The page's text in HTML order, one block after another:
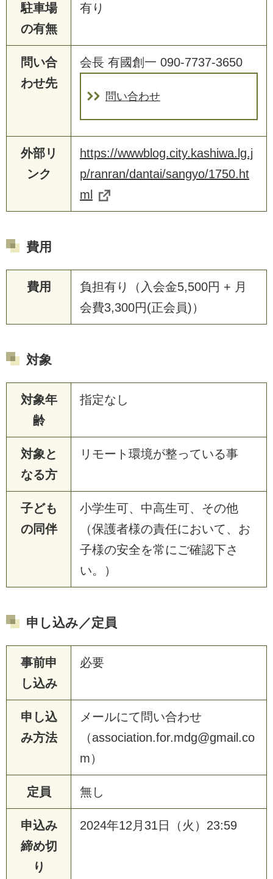
駐車場
の有無
有り
問い合
わせ先
会長 有國創一 090-7737-3650
問い合わせ
外部リ
ンク
https://wwwblog.city.kashiwa.lg.j
p/ranran/dantai/sangyo/1750.ht
ml
費用
費用
負担有り（入会金5,500円 + 月
会費3,300円(正会員)）
対象
対象年
齢
指定なし
対象と
なる方
リモート環境が整っている事
子ども
の同伴
小学生可、中高生可、その他
（保護者様の責任において、お
子様の安全を常にご確認下さ
い。）
申し込み／定員
事前申
し込み
必要
申し込
み方法
メールにて問い合わせ
（association.for.mdg@gmail.co
m）
定員 無し
申込み
締め切
り
2024年12月31日（火）23:59